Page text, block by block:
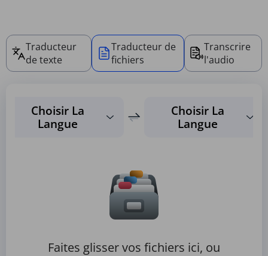
Traducteur
de texte
Traducteur de
fichiers
Transcrire
l'audio
Choisir La
Langue
Choisir La
Langue
Faites glisser vos fichiers ici, ou